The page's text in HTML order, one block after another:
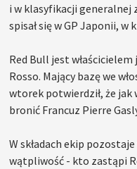
i w klasyfikacji generalnej
spisał się w GP Japonii, w
Red Bull jest właścicielem
Rosso. Mający bazę we
wtorek potwierdził, że jak
bronić Francuz Pierre
W składach ekip
wątpliwość - kto zastąpi